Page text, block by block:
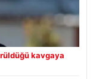
kavgaya